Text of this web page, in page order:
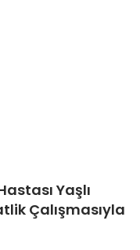
Yaşlı
Çalışmasıyla